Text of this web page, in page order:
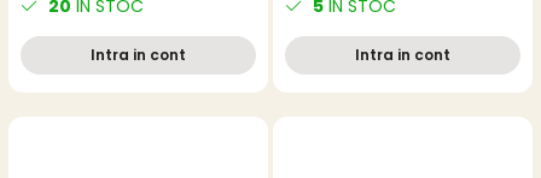
locas hexagonal
20 IN STOC
Intra in cont
hexagonal
5 IN STOC
Intra in cont